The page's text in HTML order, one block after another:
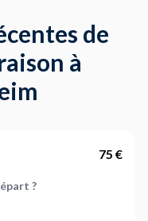
de
à
75 €
?